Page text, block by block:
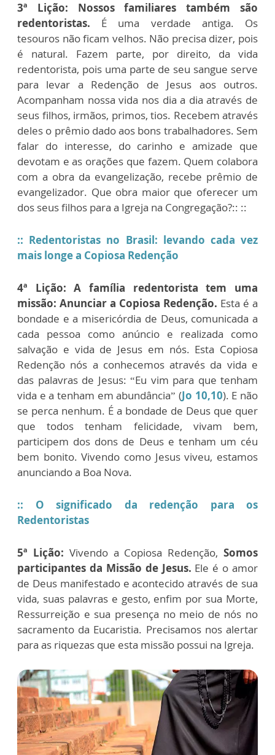
3ª Lição: Nossos familiares também são
redentoristas. É uma verdade antiga. Os
tesouros não ficam velhos. Não precisa dizer, pois
é natural. Fazem parte, por direito, da vida
redentorista, pois uma parte de seu sangue serve
para levar a Redenção de Jesus aos outros.
Acompanham nossa vida nos dia a dia através de
seus filhos, irmãos, primos, tios. Recebem através
deles o prêmio dado aos bons trabalhadores. Sem
falar do interesse, do carinho e amizade que
devotam e as orações que fazem. Quem colabora
com a obra da evangelização, recebe prêmio de
evangelizador. Que obra maior que oferecer um
dos seus filhos para a Igreja na Congregação?:: ::
:: Redentoristas no Brasil: levando cada vez
mais longe a Copiosa Redenção
4ª Lição: A família redentorista tem uma
missão: Anunciar a Copiosa Redenção. Esta é a
bondade e a misericórdia de Deus, comunicada a
cada pessoa como anúncio e realizada como
salvação e vida de Jesus em nós. Esta Copiosa
Redenção nós a conhecemos através da vida e
das palavras de Jesus: “Eu vim para que tenham
vida e a tenham em abundância” (Jo 10,10). E não
se perca nenhum. É a bondade de Deus que quer
que todos tenham felicidade, vivam bem,
participem dos dons de Deus e tenham um céu
bem bonito. Vivendo como Jesus viveu, estamos
anunciando a Boa Nova.
:: O significado da redenção para os
Redentoristas
5ª Lição: Vivendo a Copiosa Redenção,Somos
participantes da Missão de Jesus. Ele é o amor
de Deus manifestado e acontecido através de sua
vida, suas palavras e gesto, enfim por sua Morte,
Ressurreição e sua presença no meio de nós no
sacramento da Eucaristia. Precisamos nos alertar
para as riquezas que esta missão possui na Igreja.